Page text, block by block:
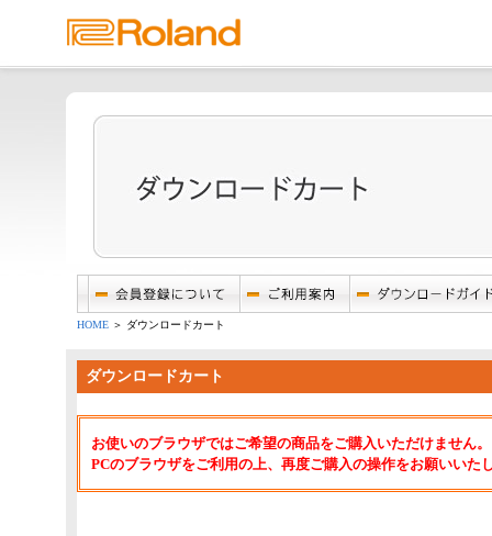
HOME ＞ ダウンロードカート
ダウンロードカート
お使いのブラウザではご希望の商品をご購入いただけません。
PCのブラウザをご利用の上、再度ご購入の操作をお願いいた